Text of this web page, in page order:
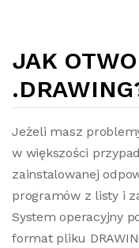
JAK
Jeżeli masz
w większości
zainstalowanej
programów z listy i
System operacyjny
format pliku